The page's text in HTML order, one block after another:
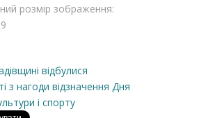
розмір зображення:
відбулися
з нагоди відзначення Дня
і спорту